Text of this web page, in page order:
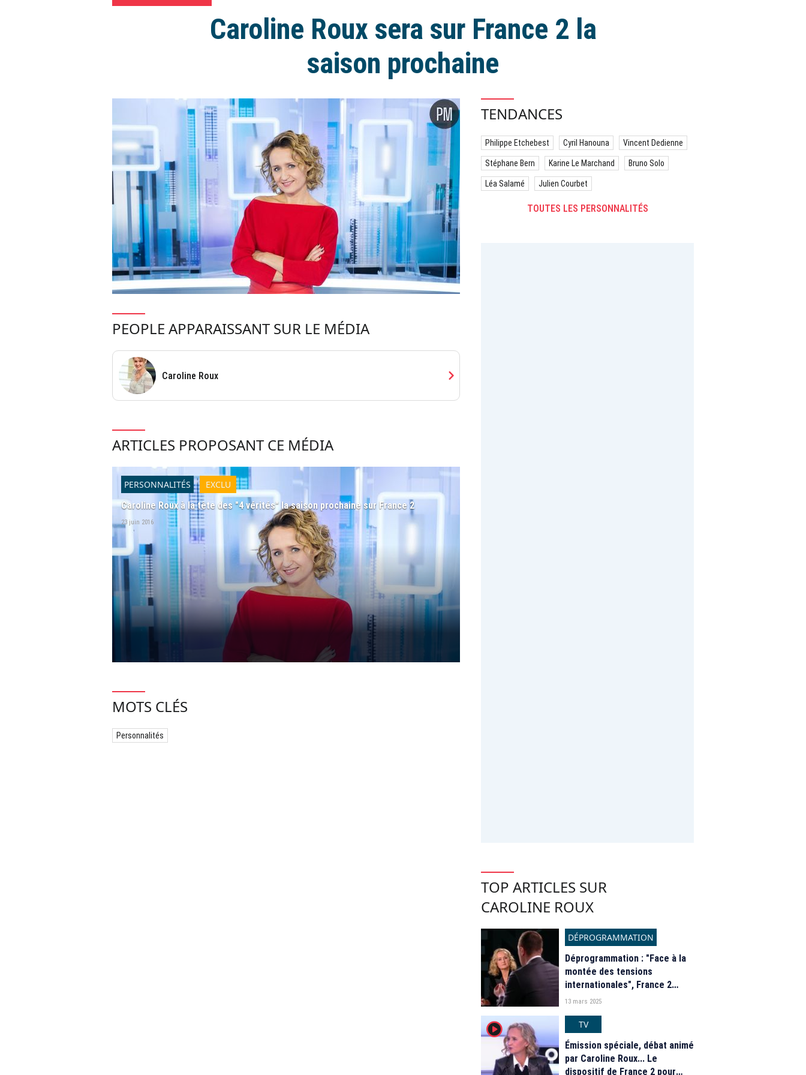
Caroline Roux sera sur France 2 la
saison prochaine
PEOPLE APPARAISSANT SUR LE MÉDIA
Caroline Roux chevron_right
ARTICLES PROPOSANT CE MÉDIA
PERSONNALITÉS
EXCLU
Caroline Roux à la tête des "4 vérités" la saison prochaine sur France 2
23 juin 2016
MOTS CLÉS
Personnalités
TENDANCES
Philippe Etchebest Cyril Hanouna Vincent Dedienne
Stéphane Bern Karine Le Marchand Bruno Solo
Léa Salamé Julien Courbet
TOUTES LES PERSONNALITÉS
TOP ARTICLES SUR
CAROLINE ROUX
DÉPROGRAMMATION
Déprogrammation : "Face à la
montée des tensions
internationales", France 2
bouscule son prime de ce soir
13 mars 2025
player2
TV
Émission spéciale, débat animé
par Caroline Roux... Le
dispositif de France 2 pour